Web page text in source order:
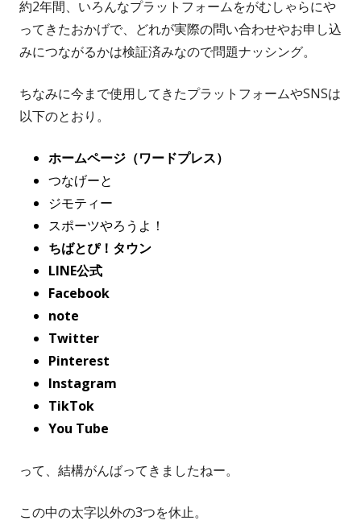
約2年間、いろんなプラットフォームをがむしゃらにや
ってきたおかげで、どれが実際の問い合わせやお申し込
みにつながるかは検証済みなので問題ナッシング。
ちなみに今まで使用してきたプラットフォームやSNSは
以下のとおり。
ホームページ（ワードプレス）
つなげーと
ジモティー
スポーツやろうよ！
ちばとぴ！タウン
LINE公式
Facebook
note
Twitter
Pinterest
Instagram
TikTok
You Tube
って、結構がんばってきましたねー。
この中の太字以外の3つを休止。